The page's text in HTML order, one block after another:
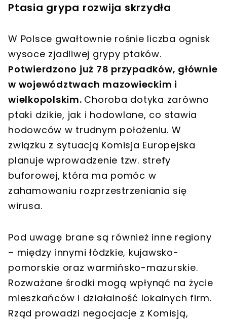
Ptasia grypa rozwija skrzydła
W Polsce gwałtownie rośnie liczba ognisk
wysoce zjadliwej grypy ptaków.
Potwierdzono już 78 przypadków, głównie
w województwach mazowieckim i
wielkopolskim. Choroba dotyka zarówno
ptaki dzikie, jak i hodowlane, co stawia
hodowców w trudnym położeniu. W
związku z sytuacją Komisja Europejska
planuje wprowadzenie tzw. strefy
buforowej, która ma pomóc w
zahamowaniu rozprzestrzeniania się
wirusa.
Pod uwagę brane są również inne regiony
– między innymi łódzkie, kujawsko-
pomorskie oraz warmińsko-mazurskie.
Rozważane środki mogą wpłynąć na życie
mieszkańców i działalność lokalnych firm.
Rząd prowadzi negocjacje z Komisją,